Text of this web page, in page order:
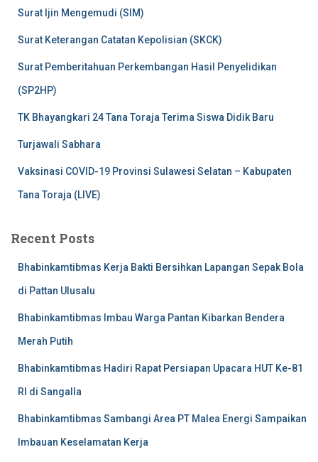
Surat Ijin Mengemudi (SIM)
Surat Keterangan Catatan Kepolisian (SKCK)
Surat Pemberitahuan Perkembangan Hasil Penyelidikan
(SP2HP)
TK Bhayangkari 24 Tana Toraja Terima Siswa Didik Baru
Turjawali Sabhara
Vaksinasi COVID-19 Provinsi Sulawesi Selatan – Kabupaten
Tana Toraja (LIVE)
Recent Posts
Bhabinkamtibmas Kerja Bakti Bersihkan Lapangan Sepak Bola
di Pattan Ulusalu
Bhabinkamtibmas Imbau Warga Pantan Kibarkan Bendera
Merah Putih
Bhabinkamtibmas Hadiri Rapat Persiapan Upacara HUT Ke-81
RI di Sangalla
Bhabinkamtibmas Sambangi Area PT Malea Energi Sampaikan
Imbauan Keselamatan Kerja